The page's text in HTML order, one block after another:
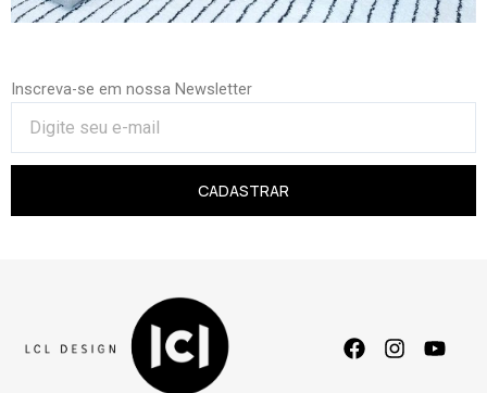
Inscreva-se em nossa Newsletter
CADASTRAR